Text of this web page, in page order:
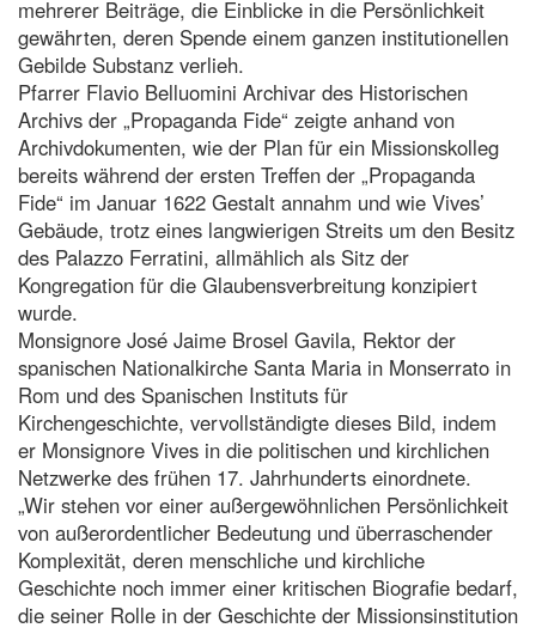
mehrerer Beiträge, die Einblicke in die Persönlichkeit
gewährten, deren Spende einem ganzen institutionellen
Gebilde Substanz verlieh.
Pfarrer Flavio Belluomini Archivar des Historischen
Archivs der „Propaganda Fide“ zeigte anhand von
Archivdokumenten, wie der Plan für ein Missionskolleg
bereits während der ersten Treffen der „Propaganda
Fide“ im Januar 1622 Gestalt annahm und wie Vives’
Gebäude, trotz eines langwierigen Streits um den Besitz
des Palazzo Ferratini, allmählich als Sitz der
Kongregation für die Glaubensverbreitung konzipiert
wurde.
Monsignore José Jaime Brosel Gavila, Rektor der
spanischen Nationalkirche Santa Maria in Monserrato in
Rom und des Spanischen Instituts für
Kirchengeschichte, vervollständigte dieses Bild, indem
er Monsignore Vives in die politischen und kirchlichen
Netzwerke des frühen 17. Jahrhunderts einordnete.
„Wir stehen vor einer außergewöhnlichen Persönlichkeit
von außerordentlicher Bedeutung und überraschender
Komplexität, deren menschliche und kirchliche
Geschichte noch immer einer kritischen Biografie bedarf,
die seiner Rolle in der Geschichte der Missionsinstitution